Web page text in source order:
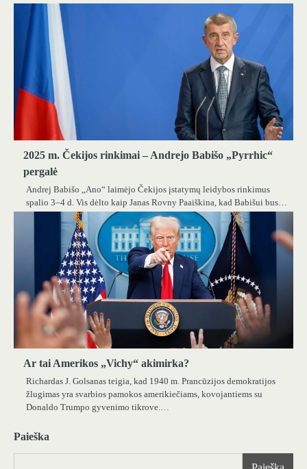
2025 m. Čekijos rinkimai – Andrejo Babišo „Pyrrhic“
pergalė
Andrej Babišo „Ano“ laimėjo Čekijos įstatymų leidybos rinkimus
spalio 3–4 d. Vis dėlto kaip Janas Rovny Paaiškina, kad Babišui bus…
Ar tai Amerikos „Vichy“ akimirka?
Richardas J. Golsanas teigia, kad 1940 m. Prancūzijos demokratijos
žlugimas yra svarbios pamokos amerikiečiams, kovojantiems su
Donaldo Trumpo gyvenimo tikrove.…
Paieška